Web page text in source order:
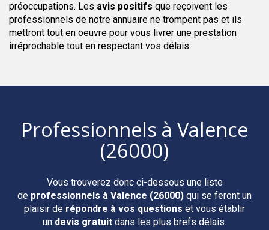
préoccupations. Les avis positifs que reçoivent les
professionnels de notre annuaire ne trompent pas et ils
mettront tout en oeuvre pour vous livrer une prestation
irréprochable tout en respectant vos délais.
Professionnels à Valence
(26000)
Vous trouverez donc ci-dessous une liste
de professionnels à Valence (26000) qui se feront un
plaisir de répondre à vos questions et vous établir
un devis gratuit dans les plus brefs délais.